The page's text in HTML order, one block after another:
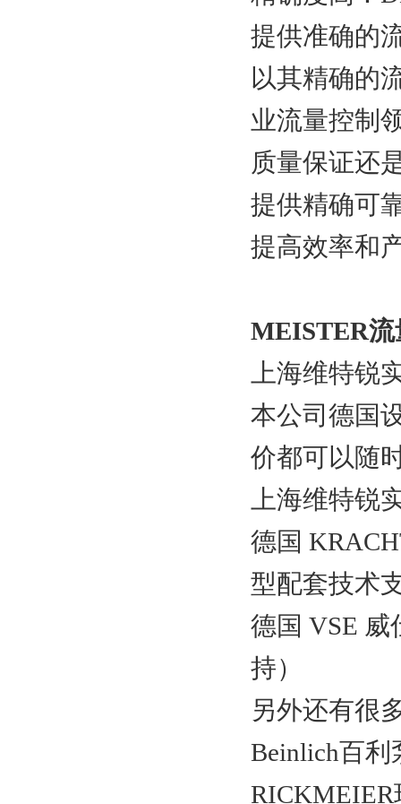
提供准确的
以其精确的
业流量控制
质量保证还
提供精确可
提高效率和
MEISTER
上海维特锐
本公司德国
价都可以随
上海维特锐
德国
型配套技术
德国 VSE
持）
另外还有很
Beinlich百利